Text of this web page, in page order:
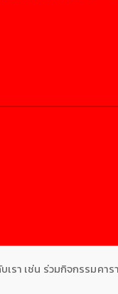
เรา เช่น ร่วมกิจกรรมค